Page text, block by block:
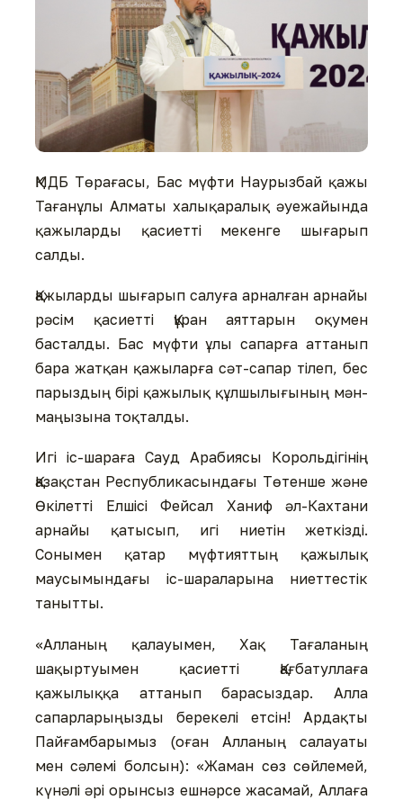
ҚМДБ Төрағасы, Бас мүфти Наурызбай қажы
Тағанұлы Алматы халықаралық әуежайында
қажыларды қасиетті мекенге шығарып
салды.
Қажыларды шығарып салуға арналған арнайы
рәсім қасиетті Құран аяттарын оқумен
басталды. Бас мүфти ұлы сапарға аттанып
бара жатқан қажыларға сәт-сапар тілеп, бес
парыздың бірі қажылық құлшылығының мән-
маңызына тоқталды.
Игі іс-шараға Сауд Арабиясы Корольдігінің
Қазақстан Республикасындағы Төтенше және
Өкілетті Елшісі Фейсал Ханиф әл-Кахтани
арнайы қатысып, игі ниетін жеткізді.
Сонымен қатар мүфтияттың қажылық
маусымындағы іс-шараларына ниеттестік
танытты.
«Алланың қалауымен, Хақ Тағаланың
шақыртуымен қасиетті Қағбатуллаға
қажылыққа аттанып барасыздар. Алла
сапарларыңызды берекелі етсін! Ардақты
Пайғамбарымыз (оған Алланың салауаты
мен сәлемі болсын): «Жаман сөз сөйлемей,
күнәлі әрі орынсыз ешнәрсе жасамай, Аллаға